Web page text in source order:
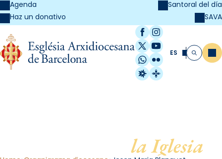
Agenda
Haz un donativo
Santoral del día
SAVA
Facebook
Instagram
X / Twitter
YouTube
WhatsApp
Flickr
Radio Estel
Catalunya
ES Buscar
la Iglesia